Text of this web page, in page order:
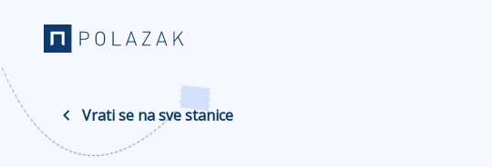
Vrati se na sve stanice